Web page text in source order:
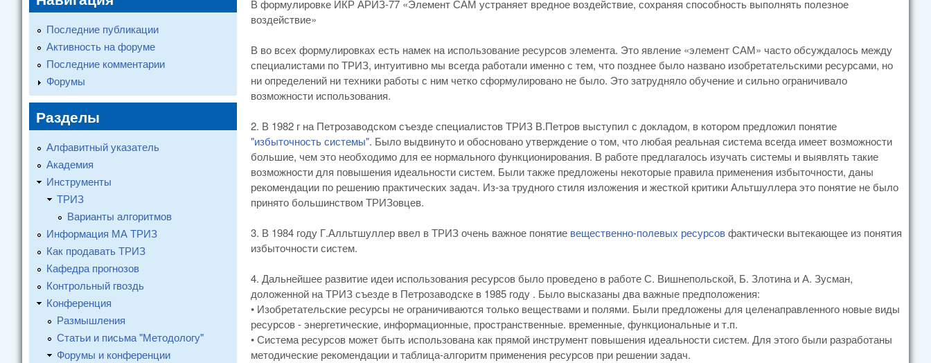
В формулировке ИКР АРИЗ-77 «Элемент САМ устраняет вредное воздействие, сохраняя способность выполнять полезное
воздействие»
В во всех формулировках есть намек на использование ресурсов элемента. Это явление «элемент САМ» часто обсуждалось между
специалистами по ТРИЗ, интуитивно мы всегда работали именно с тем, что позднее было названо изобретательскими ресурсами, но
ни определений ни техники работы с ним четко сформулировано не было. Это затрудняло обучение и сильно ограничивало
возможности использования.
2. В 1982 г на Петрозаводском съезде специалистов ТРИЗ В.Петров выступил с докладом, в котором предложил понятие
"избыточность системы". Было выдвинуто и обосновано утверждение о том, что любая реальная система всегда имеет возможности
большие, чем это необходимо для ее нормального функционирования. В работе предлагалось изучать системы и выявлять такие
возможности для повышения идеальности систем. Были также предложены некоторые правила применения избыточности, даны
рекомендации по решению практических задач. Из-за трудного стиля изложения и жесткой критики Альтшуллера это понятие не было
принято большинством ТРИЗовцев.
3. В 1984 году Г.Алльтшуллер ввел в ТРИЗ очень важное понятие вещественно-полевых ресурсовфактически вытекающее из понятия
избыточности систем.
4. Дальнейшее развитие идеи использования ресурсов было проведено в работе С. Вишнепольской, Б. Злотина и А. Зусман,
доложенной на ТРИЗ съезде в Петрозаводске в 1985 году . Было высказаны два важные предположения:
• Изобретательские ресурсы не ограничиваются только веществами и полями. Были предложены для целенаправленного новые виды
ресурсов - энергетические, информационные, пространственные. временные, функциональные и т.п.
• Система ресурсов может быть использована как прямой инструмент повышения идеальности систем. Для этого были разработаны
методические рекомендации и таблица-алгоритм применения ресурсов при решении задач.
Последние публикации
Активность на форуме
Последние комментарии
Форумы
Разделы
Алфавитный указатель
Академия
Инструменты
ТРИЗ
Варианты алгоритмов
Информация МА ТРИЗ
Как продавать ТРИЗ
Кафедра прогнозов
Контрольный гвоздь
Конференция
Размышления
Статьи и письма "Методологу"
Форумы и конференции